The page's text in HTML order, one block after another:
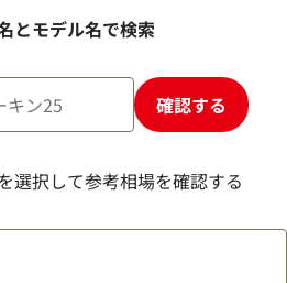
すか？
とモデル名で検索
確認する
選択して参考相場を確認する